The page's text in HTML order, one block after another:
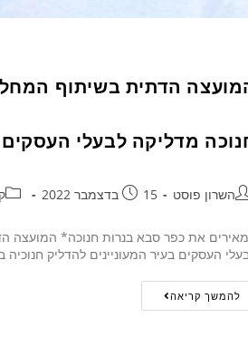
הדתית בשיתוף
מדליקה לבעלי
השרון פוסט 15 בדצמבר 2022
את כפר סבא בנרות חנוכה* המועצה
העסקים בעיר המעוניינים להדליק
להמשך קריאה